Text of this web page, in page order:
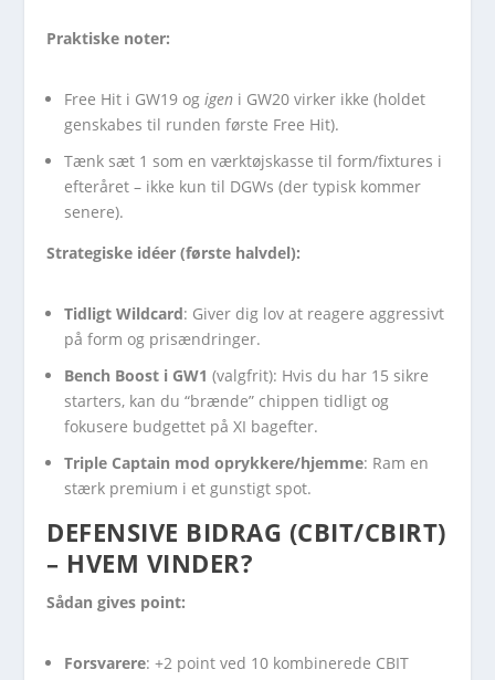
Praktiske noter:
Free Hit i GW19 ogigen i GW20 virker ikke (holdet
genskabes til runden første Free Hit).
Tænk sæt 1 som en værktøjskasse til form/fixtures i
efteråret – ikke kun til DGWs (der typisk kommer
senere).
Strategiske idéer (første halvdel):
Tidligt Wildcard: Giver dig lov at reagere aggressivt
på form og prisændringer.
Bench Boost i GW1 (valgfrit): Hvis du har 15 sikre
starters, kan du “brænde” chippen tidligt og
fokusere budgettet på XI bagefter.
Triple Captain mod oprykkere/hjemme: Ram en
stærk premium i et gunstigt spot.
DEFENSIVE BIDRAG (CBIT/CBIRT)
– HVEM VINDER?
Sådan gives point:
Forsvarere: +2 point ved 10 kombinerede CBIT